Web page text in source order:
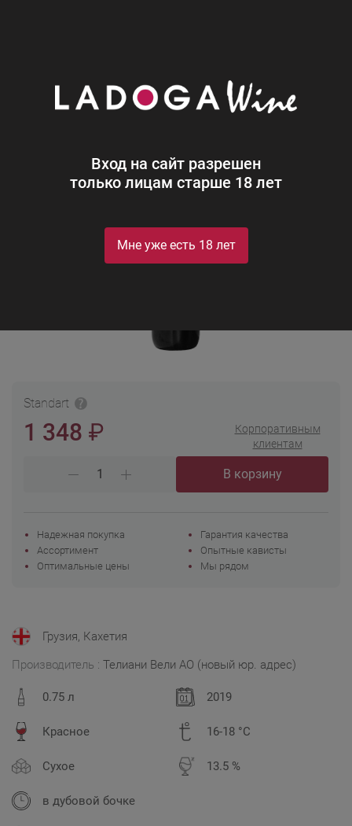
Вход на сайт разрешен
только лицам старше 18 лет
Мне уже есть 18 лет
Красное
Телиани Вели Каберне-Саперави
Грузия, Кахетия
Производитель : Телиани Вели АО (новый юр. адрес)
0.75 л 2019
Красное 16-18 °C
Сухое 13.5 %
в дубовой бочке
Standart
1 348 ₽
Корпоративным
клиентам
В корзину
Надежная покупка
Гарантия качества
Ассортимент
Опытные кависты
Оптимальные цены
Мы рядом